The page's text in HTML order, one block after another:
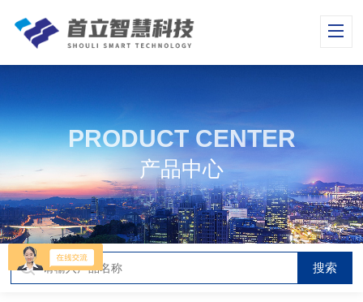
PRODUCT CENTER
产品中心